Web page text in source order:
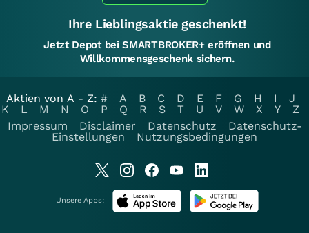
Ihre Lieblingsaktie geschenkt!
Jetzt Depot bei SMARTBROKER+ eröffnen und
Willkommensgeschenk sichern.
Aktien von A - Z: # A B C D E F G H I
J
K
L M N O P Q R S T U V W X Y
Z
Impressum
Disclaimer Datenschutz
Datenschutz-
Einstellungen
Nutzungsbedingungen
Unsere Apps: